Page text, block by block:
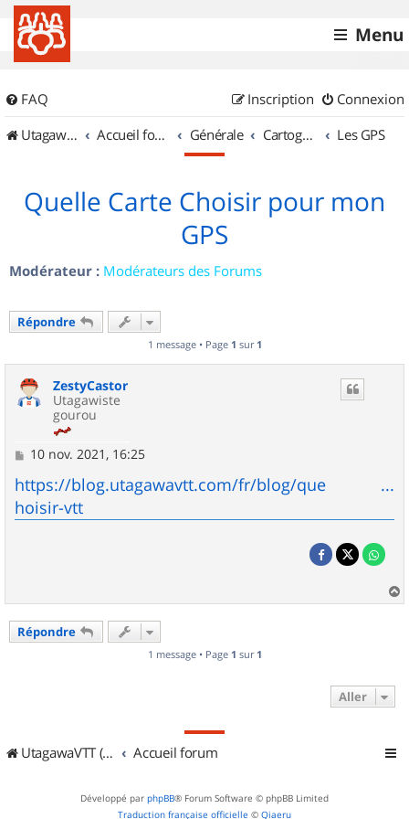
Menu
FAQ Connexion
Inscription
UtagawaVTT (Randos VTT et VTTAE avec traces GPS)
Accueil forum Générale Cartographie et GPS Les GPS
Quelle Carte Choisir pour mon
GPS
Modérateur : Modérateurs des Forums
Répondre
1 message • Page 1 sur 1
ZestyCastor
Utagawiste
gourou
M
s
s
a
g
10 nov. 2021, 16:25
https://blog.utagawavtt.com/fr/blog/que ...
hoisir-vtt
a
Répondre
1 message • Page 1 sur 1
Aller
UtagawaVTT (Randos VTT et VTTAE avec traces GPS) Accueil forum
Développé par phpBB® Forum Software © phpBB Limited
Traduction française officielle © Qiaeru